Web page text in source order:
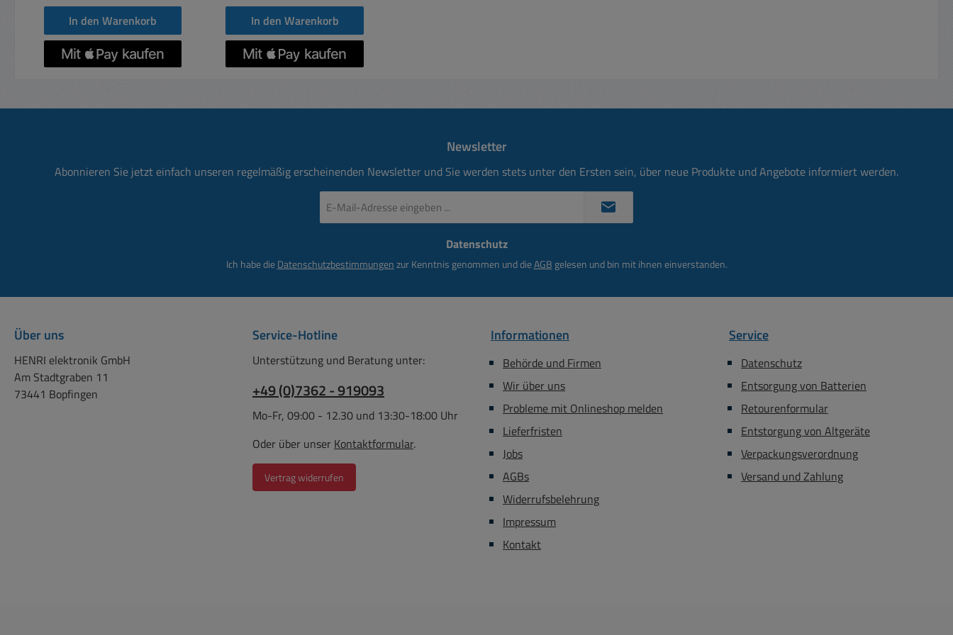
Gelb (2,5....6qmm) YELLOW
Solide und starke
Metallausführung für den
täglichen Einsatz Ideal für
In den Warenkorb In den Warenkorb
Newsletter
Abonnieren Sie jetzt einfach unseren regelmäßig erscheinenden Newsletter und Sie werden stets unter den Ersten sein, über neue Produkte und Angebote informiert werden.
Mail-
Datenschutz
Ich habe dieDatenschutzbestimmungenzur Kenntnis genommen und dieAGB gelesen und bin mit ihnen einverstanden.
Über uns
HENRI elektronik GmbH
Am Stadtgraben 11
73441 Bopfingen
Service-Hotline
Unterstützung und Beratung unter:
+49 (0)7362 - 919093
Mo-Fr, 09:00 - 12.30 und 13:30-18:00 Uhr
Oder über unser Kontaktformular.
Vertrag widerrufen
Informationen
Behörde und Firmen
Wir über uns
Probleme mit Onlineshop melden
Lieferfristen
Jobs
AGBs
Widerrufsbelehrung
Impressum
Kontakt
Service
Datenschutz
Entsorgung von Batterien
Retourenformular
Entstorgung von Altgeräte
Verpackungsverordnung
Versand und Zahlung